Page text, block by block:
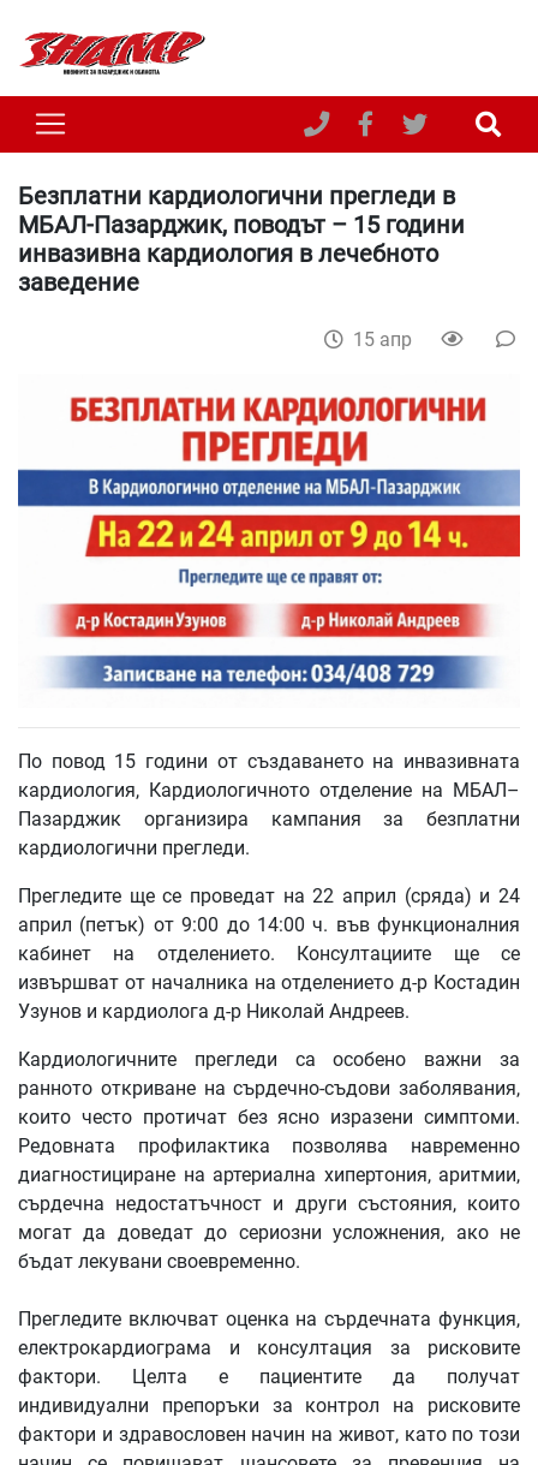
Безплатни кардиологични прегледи в
МБАЛ-Пазарджик, поводът – 15 години
инвазивна кардиология в лечебното
заведение
15 апр
По повод 15 години от създаването на инвазивната
кардиология, Кардиологичното отделение на МБАЛ–
Пазарджик организира кампания за безплатни
кардиологични прегледи.
Прегледите ще се проведат на 22 април (сряда) и 24
април (петък) от 9:00 до 14:00 ч. във функционалния
кабинет на отделението. Консултациите ще се
извършват от началника на отделението д-р Костадин
Узунов и кардиолога д-р Николай Андреев.
Кардиологичните прегледи са особено важни за
ранното откриване на сърдечно-съдови заболявания,
които често протичат без ясно изразени симптоми.
Редовната профилактика позволява навременно
диагностициране на артериална хипертония, аритмии,
сърдечна недостатъчност и други състояния, които
могат да доведат до сериозни усложнения, ако не
бъдат лекувани своевременно.
Прегледите включват оценка на сърдечната функция,
електрокардиограма и консултация за рисковите
фактори. Целта е пациентите да получат
индивидуални препоръки за контрол на рисковите
фактори и здравословен начин на живот, като по този